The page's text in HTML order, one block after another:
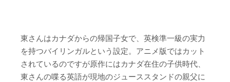
東さんはカナダからの帰国子女で、英検準一級の実力
を持つバイリンガルという設定。アニメ版ではカット
されているのですが原作にはカナダ在住の子供時代、
東さんの喋る英語が現地のジューススタンドの親父に